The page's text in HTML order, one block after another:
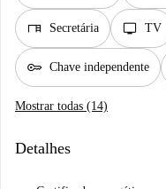
desk Secretária tv TV
key Chave independente
Mostrar todas (14)
Detalhes